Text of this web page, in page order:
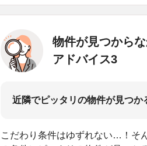
物件が見つから
アドバイス3
近隣でピッタリの物件が見つか
こだわり条件はゆずれない…！そ